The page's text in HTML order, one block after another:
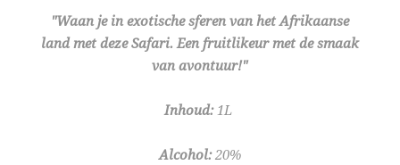
"Waan je in exotische sferen van het Afrikaanse
land met deze Safari. Een fruitlikeur met de smaak
van avontuur!"
Inhoud:1L
Alcohol:20%